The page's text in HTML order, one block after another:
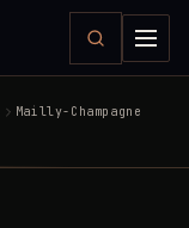
Mailly-Champagne